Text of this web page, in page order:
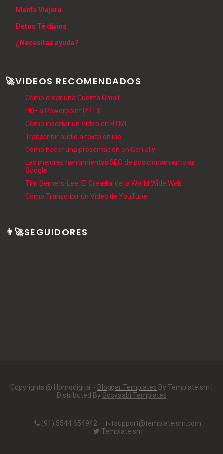
Mente Viajera
Detox Té divina
¿Necesitas ayuda?
🚀VIDEOS RECOMENDADOS
Cómo crear una Cuenta Gmail
PDF a Powerpoint PPTX
Cómo insertar un Video en HTML
Transcribir audio a texto online
Cómo hacer una presentación en Genially
Las mejores herramientas SEO de posicionamiento en
Google
Tim Berners-Lee, El Creador de la World Wide Web
Cómo Transcribir un Video de YouTube
👨‍🚀SEGUIDORES
Copyrights @ Homodigital - Blogger Templates By Templateism |
Distributed By Gooyaabi Templates
(91) 5544 654942
support@templateism.com
Templateism